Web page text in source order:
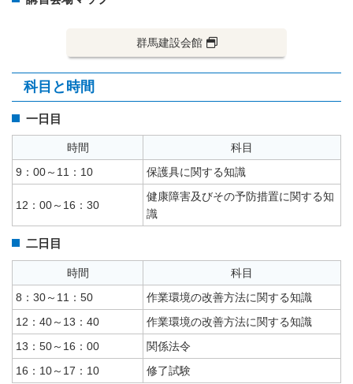
群馬建設会館
科目と時間
一日目
時間
科目
9：00～11：10
保護具に関する知識
12：00～16：30
健康障害及びその予防措置に関する知
識
二日目
時間
科目
8：30～11：50
作業環境の改善方法に関する知識
12：40～13：40
作業環境の改善方法に関する知識
13：50～16：00
関係法令
16：10～17：10
修了試験